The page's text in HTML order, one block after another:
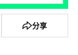
分享